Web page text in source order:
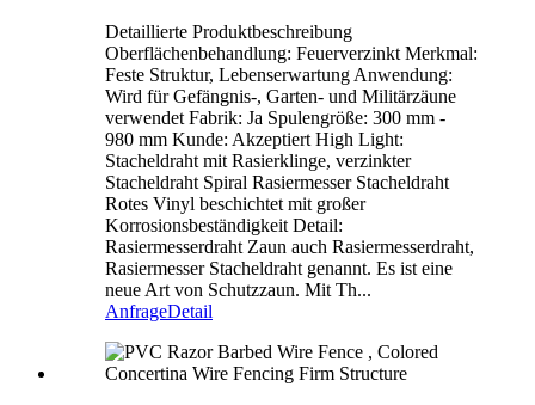
Detaillierte Produktbeschreibung
Oberflächenbehandlung: Feuerverzinkt Merkmal:
Feste Struktur, Lebenserwartung Anwendung:
Wird für Gefängnis-, Garten- und Militärzäune
verwendet Fabrik: Ja Spulengröße: 300 mm -
980 mm Kunde: Akzeptiert High Light:
Stacheldraht mit Rasierklinge, verzinkter
Stacheldraht Spiral Rasiermesser Stacheldraht
Rotes Vinyl beschichtet mit großer
Korrosionsbeständigkeit Detail:
Rasiermesserdraht Zaun auch Rasiermesserdraht,
Rasiermesser Stacheldraht genannt. Es ist eine
neue Art von Schutzzaun. Mit Th...
AnfrageDetail